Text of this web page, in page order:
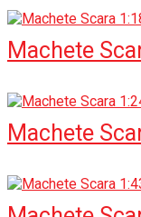
Machete
Machete